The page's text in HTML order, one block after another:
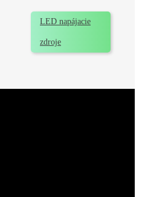
LED napájacie
zdroje